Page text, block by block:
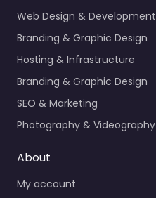
Web Design & Development
Branding & Graphic Design
Hosting & Infrastructure
Branding & Graphic Design
SEO & Marketing
Photography & Videography
About
My account